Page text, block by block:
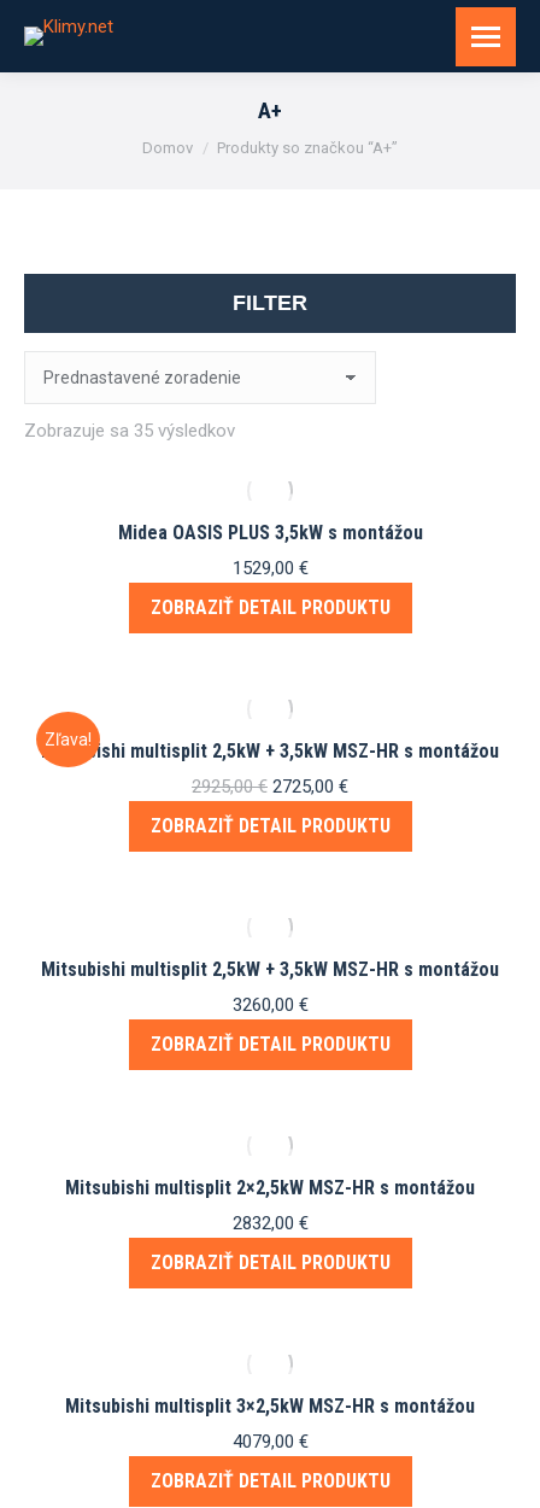
A+
You are here:
Domov Produkty so značkou “A+”
Zobrazuje sa 35 výsledkov
Midea OASIS PLUS 3,5kW s montážou
1529,00 €
ZOBRAZIŤ DETAIL PRODUKTU
Zľava!
Mitsubishi multisplit 2,5kW + 3,5kW MSZ-HR s montážou
2925,00€ Pôvodná
cena
2725,00 €Aktuálna
cena
ZOBRAZIŤ DETAIL PRODUKTU
Mitsubishi multisplit 2,5kW + 3,5kW MSZ-HR s montážou
3260,00 €
ZOBRAZIŤ DETAIL PRODUKTU
Mitsubishi multisplit 2×2,5kW MSZ-HR s montážou
2832,00 €
ZOBRAZIŤ DETAIL PRODUKTU
Mitsubishi multisplit 3×2,5kW MSZ-HR s montážou
4079,00 €
ZOBRAZIŤ DETAIL PRODUKTU
FILTER